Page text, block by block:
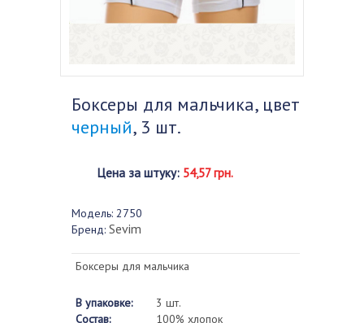
Боксеры для мальчика, цвет
черный, 3 шт.
Цена за штуку: 54,57 грн.
Модель: 2750
Бренд: Sevim
Боксеры для мальчика
В упаковке:
3 шт.
Состав:
100% хлопок